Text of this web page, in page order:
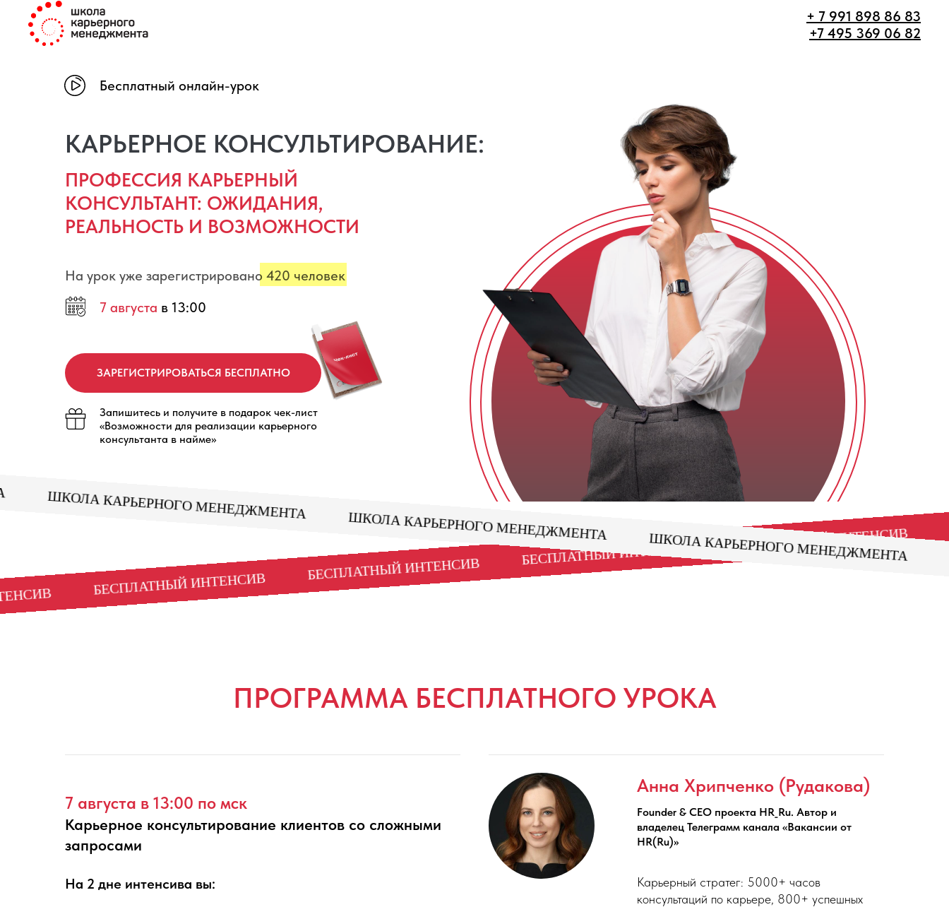
+ 7 991 898 86 83
+7 495 369 06 82
ПРОФЕССИЯ КАРЬЕРНЫЙ
КОНСУЛЬТАНТ: ОЖИДАНИЯ,
РЕАЛЬНОСТЬ И ВОЗМОЖНОСТИ
КАРЬЕРНОЕ КОНСУЛЬТИРОВАНИЕ:
Бесплатный онлайн-урок
7 августа в 13:00
ЗАРЕГИСТРИРОВАТЬСЯ БЕСПЛАТНО
На урок уже зарегистрировано 420 человек
Запишитесь и получите в подарок чек-лист
«Возможности для реализации карьерного
консультанта в найме»
Основатель Школы Карьерного Менеджмента
БЕСПЛАТНЫЙ ИНТЕНСИВ
БЕСПЛАТНЫЙ ИНТЕНСИВ
БЕСПЛАТНЫЙ ИНТЕНСИВ
БЕСПЛАТНЫЙ ИНТЕНСИВ
ШКОЛА КАРЬЕРНОГО МЕНЕДЖМЕНТА
ШКОЛА КАРЬЕРНОГО МЕНЕДЖМЕНТА
ШКОЛА КАРЬЕРНОГО МЕНЕДЖМЕНТА
ПРОГРАММА БЕСПЛАТНОГО УРОКА
7 августа в 13:00 по мск
Карьерное консультирование клиентов со сложными
запросами
На 2 дне интенсива вы:
Анна Хрипченко (Рудакова)
Founder & CEO проекта HR_Ru. Автор и
владелец Телеграмм канала «Вакансии от
HR(Ru)»
Карьерный стратег: 5000+ часов
консультаций по карьере, 800+ успешных